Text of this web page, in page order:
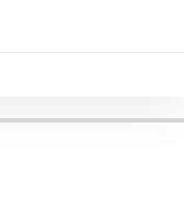
крупным